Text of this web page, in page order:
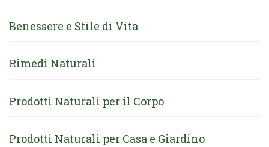
Benessere e Stile di Vita
Rimedi Naturali
Prodotti Naturali per il Corpo
Prodotti Naturali per Casa e Giardino